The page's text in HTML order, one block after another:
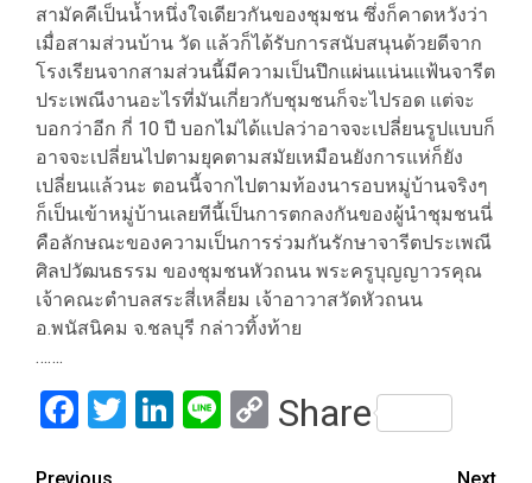
สามัคคีเป็นน้ำหนึ่งใจเดียวกันของชุมชน ซึ่งก็คาดหวังว่า
เมื่อสามส่วนบ้าน วัด แล้วก็ได้รับการสนับสนุนด้วยดีจาก
โรงเรียนจากสามส่วนนี้มีความเป็นปึกแผ่นแน่นแฟ้นจารีต
ประเพณีงานอะไรที่มันเกี่ยวกับชุมชนก็จะไปรอด แต่จะ
บอกว่าอีก กี่ 10 ปี บอกไม่ได้แปลว่าอาจจะเปลี่ยนรูปแบบก็
อาจจะเปลี่ยนไปตามยุคตามสมัยเหมือนยังการแห่ก็ยัง
เปลี่ยนแล้วนะ ตอนนี้จากไปตามท้องนารอบหมู่บ้านจริงๆ
ก็เป็นเข้าหมู่บ้านเลยทีนี้เป็นการตกลงกันของผู้นำชุมชนนี่
คือลักษณะของความเป็นการร่วมกันรักษาจารีตประเพณี
ศิลปวัฒนธรรม ของชุมชนหัวถนน พระครูบุญญาวรคุณ
เจ้าคณะตำบลสระสี่เหลี่ยม เจ้าอาวาสวัดหัวถนน
อ.พนัสนิคม จ.ชลบุรี กล่าวทิ้งท้าย
…….
Facebook
Twitter
LinkedIn
LineCopy
Share